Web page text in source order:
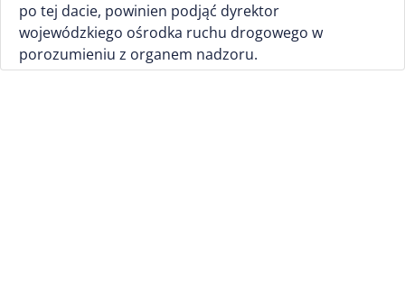
po tej dacie, powinien podjąć dyrektor
wojewódzkiego ośrodka ruchu drogowego w
porozumieniu z organem nadzoru.